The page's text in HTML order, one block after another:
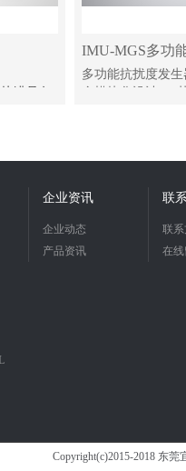
IMU-MGS多功
多功能抗扰度发生
企业资讯
企业动态
产品资讯
联
联
在
Copyright(c)2015-2018 东